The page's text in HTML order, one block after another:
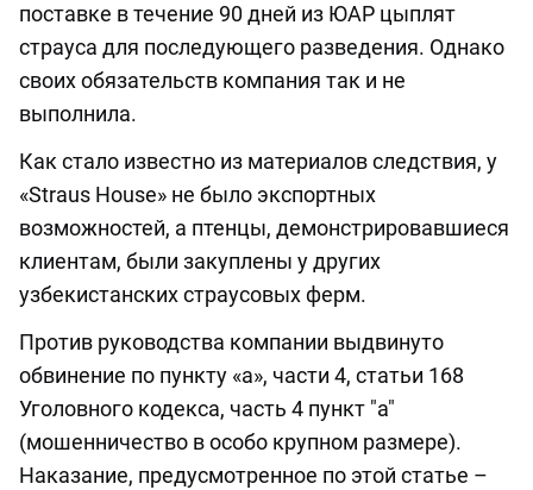
поставке в течение 90 дней из ЮАР цыплят
страуса для последующего разведения. Однако
своих обязательств компания так и не
выполнила.
Как стало известно из материалов следствия, у
«Straus House» не было экспортных
возможностей, а птенцы, демонстрировавшиеся
клиентам, были закуплены у других
узбекистанских страусовых ферм.
Против руководства компании выдвинуто
обвинение по пункту «а», части 4, статьи 168
Уголовного кодекса, часть 4 пункт "а"
(мошенничество в особо крупном размере).
Наказание, предусмотренное по этой статье –